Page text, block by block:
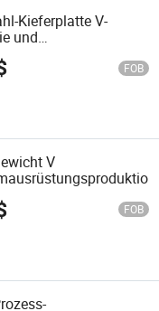
Kieferplatte V-
und
FOB
V
FOB